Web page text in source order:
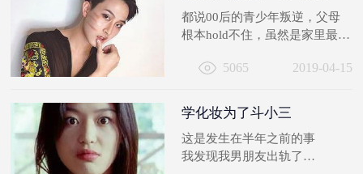
都说00后的青少年叛逆，父母
根本hold不住，虽然是家里最小
渴望外面...
5065 2019-04-15
学化妆为了斗小三
这是发生在半年之前的事
我发现我男朋友出轨了